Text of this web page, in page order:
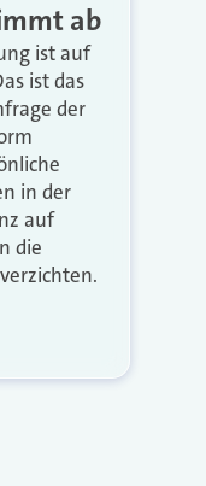
ab
ist auf
ist das
der
in der
auf
die